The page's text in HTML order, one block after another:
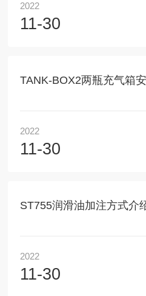
2022
11-30
TANK-BOX2两瓶充气箱
2022
11-30
ST755润滑油加注方式介
2022
11-30